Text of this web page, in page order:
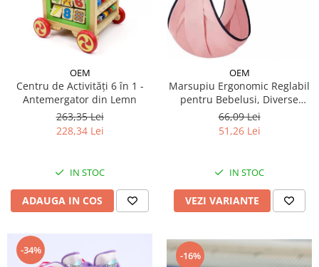
OEM
Centru de Activități 6 în 1 -
Antemergator din Lemn
263,35 Lei
228,34 Lei
IN STOC
ADAUGA IN COS
OEM
Marsupiu Ergonomic Reglabil
pentru Bebelusi, Diverse
Culori
66,09 Lei
51,26 Lei
IN STOC
VEZI VARIANTE
-34% -16%